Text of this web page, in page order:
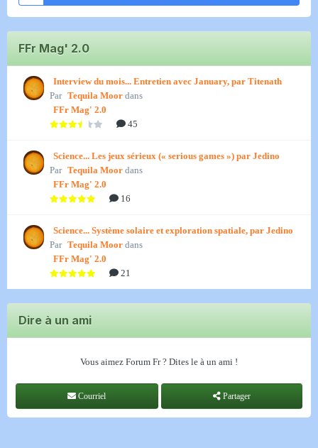
FFr Mag' 2.0
Interview du mois... Entretien avec January, par Titenath
Par Tequila Moor dans
FFr Mag' 2.0
45
Science... Les jeux sérieux (« serious games ») par Jedino
Par Tequila Moor dans
FFr Mag' 2.0
16
Science... Système solaire et exploration spatiale, par Jedino
Par Tequila Moor dans
FFr Mag' 2.0
21
Dire à un ami
Vous aimez Forum Fr ? Dites le à un ami !
Courriel Partager